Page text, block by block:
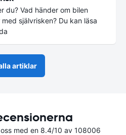
du? Vad händer om bilen
självrisken? Du kan läsa
artiklar
med en 8.4/10 av 108006